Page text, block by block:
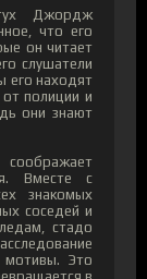
Джордж
что его
он читает
слушатели
его находят
полиции и
они знают
соображает
Вместе с
знакомых
соседей и
стадо
Это